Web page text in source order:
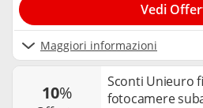
Maggiori informazioni
Vedi
10%
Sconti Unieuro
fotocamere